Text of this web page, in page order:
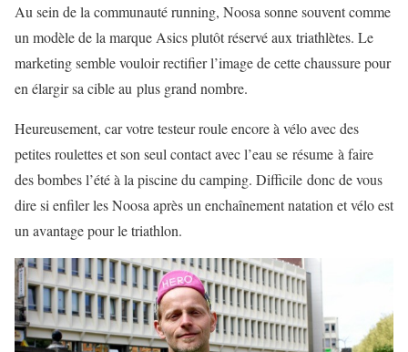
Au sein de la communauté running, Noosa sonne souvent comme
un modèle de la marque Asics plutôt réservé aux triathlètes. Le
marketing semble vouloir rectifier l’image de cette chaussure pour
en élargir sa cible au plus grand nombre.
Heureusement, car votre testeur roule encore à vélo avec des
petites roulettes et son seul contact avec l’eau se résume à faire
des bombes l’été à la piscine du camping. Difficile donc de vous
dire si enfiler les Noosa après un enchaînement natation et vélo est
un avantage pour le triathlon.